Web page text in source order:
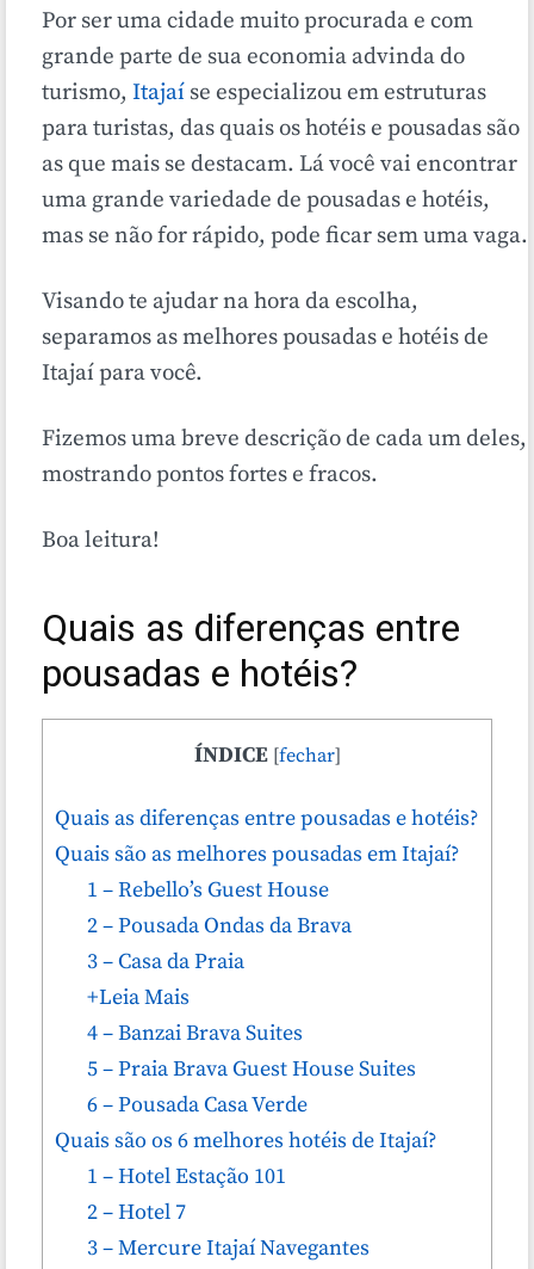
Por ser uma cidade muito procurada e com
grande parte de sua economia advinda do
turismo, Itajaí se especializou em estruturas
para turistas, das quais os hotéis e pousadas são
as que mais se destacam. Lá você vai encontrar
uma grande variedade de pousadas e hotéis,
mas se não for rápido, pode ficar sem uma vaga.
Visando te ajudar na hora da escolha,
separamos as melhores pousadas e hotéis de
Itajaí para você.
Fizemos uma breve descrição de cada um deles,
mostrando pontos fortes e fracos.
Boa leitura!
Quais as diferenças entre
pousadas e hotéis?
ÍNDICE [fechar]
Quais as diferenças entre pousadas e hotéis?
Quais são as melhores pousadas em Itajaí?
1 – Rebello’s Guest House
2 – Pousada Ondas da Brava
3 – Casa da Praia
+Leia Mais
4 – Banzai Brava Suites
5 – Praia Brava Guest House Suites
6 – Pousada Casa Verde
Quais são os 6 melhores hotéis de Itajaí?
1 – Hotel Estação 101
2 – Hotel 7
3 – Mercure Itajaí Navegantes